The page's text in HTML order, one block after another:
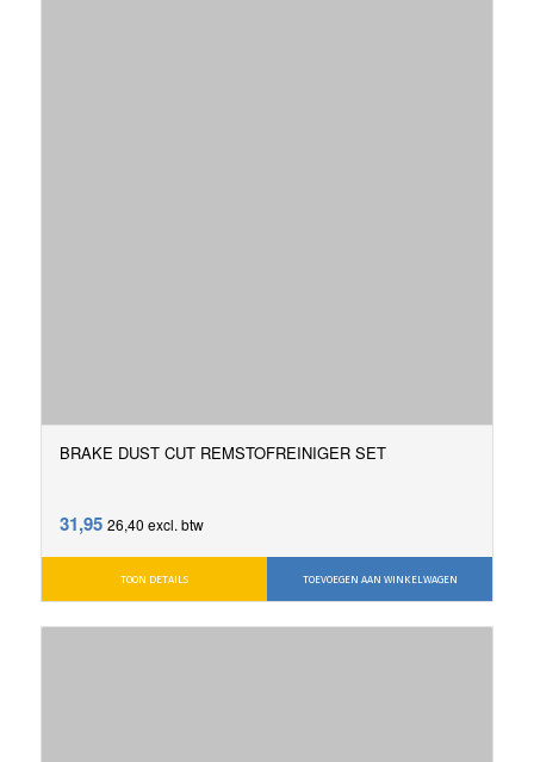
BRAKE DUST CUT REMSTOFREINIGER SET
31,95 26,40 excl. btw
TOEVOEGEN AAN WINKELWAGEN
TOON DETAILS